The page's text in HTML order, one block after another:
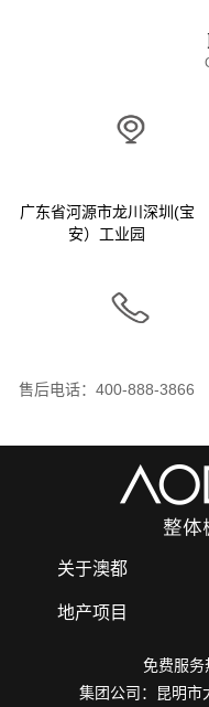
广东省河源市龙川深圳(宝
安）工业园
售后电话：400-888-3866
关于澳都
地产项目
免费服
集团公司：昆明市